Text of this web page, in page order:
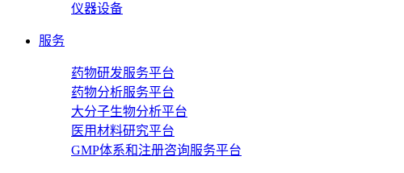
仪器设备
服务
药物研发服务平台
药物分析服务平台
大分子生物分析平台
医用材料研究平台
GMP体系和注册咨询服务平台